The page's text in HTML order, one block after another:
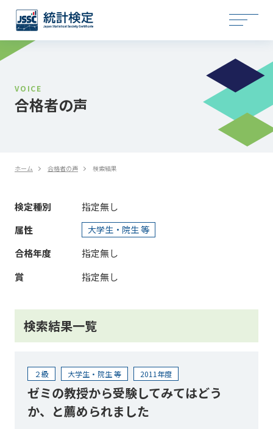
VOICE
合格者の声
ホーム 合格者の声 検索結果
検定種別
指定無し
属性
大学生・院生 等
合格年度
指定無し
賞
指定無し
検索結果一覧
２級 大学生・院生 等 2011年度
ゼミの教授から受験してみてはどう
か、と薦められました